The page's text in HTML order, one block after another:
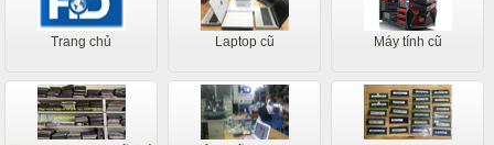
Trang chủ Laptop cũ Máy tính cũ